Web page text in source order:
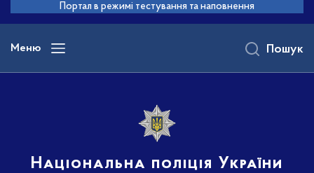
основного
вмісту
Портал в режимі тестування та наповнення
Меню
Національна поліція України
Пошук